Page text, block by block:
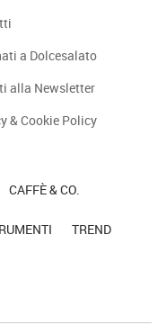
a Dolcesalato
alla Newsletter
& Cookie Policy
CAFFÈ & CO.
TREND